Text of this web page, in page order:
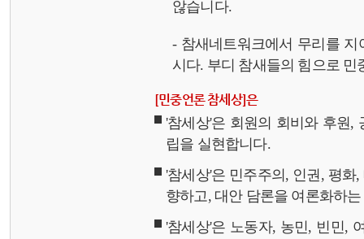
않습니다.
- 참새네트워크에서 무리를
시다. 부디 참새들의 힘으로 민
[민중언론 참세상]은
'참세상'은 회원의 회비와 후원,
립을 실현합니다.
'참세상'은 민주주의, 인권, 평
향하고, 대안 담론을 여론화하
'참세상'은 노동자, 농민, 빈민,